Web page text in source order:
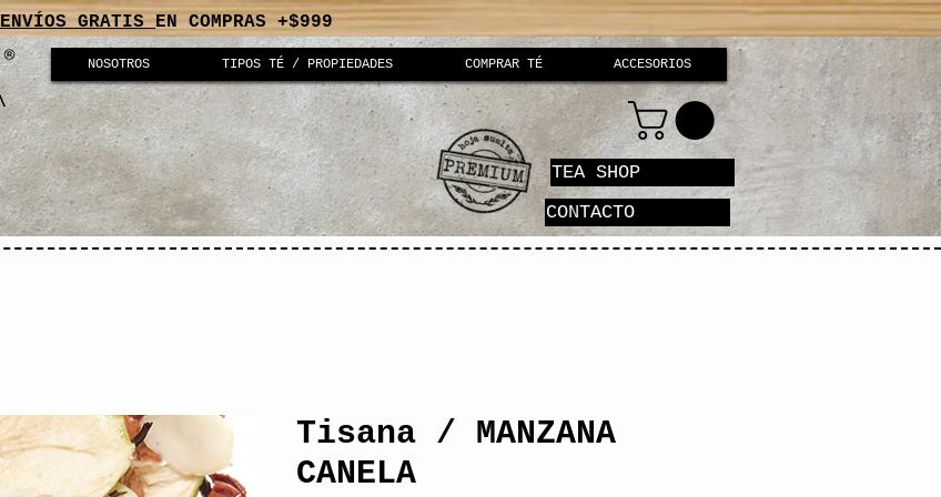
ENVÍOS GRATISEN COMPRAS +$999
NOSOTROS TIPOS TÉ / PROPIEDADES COMPRAR TÉ ACCESORIOS
TEA SHOP
CONTACTO
Tisana / MANZANA
CANELA